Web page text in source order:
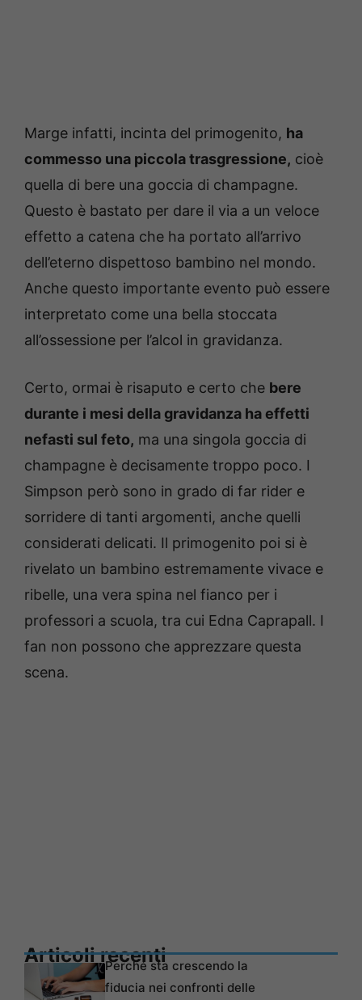
Marge infatti, incinta del primogenito, ha
commesso una piccola trasgressione, cioè
quella di bere una goccia di champagne.
Questo è bastato per dare il via a un veloce
effetto a catena che ha portato all’arrivo
dell’eterno dispettoso bambino nel mondo.
Anche questo importante evento può essere
interpretato come una bella stoccata
all’ossessione per l’alcol in gravidanza.
Certo, ormai è risaputo e certo che bere
durante i mesi della gravidanza ha effetti
nefasti sul feto, ma una singola goccia di
champagne è decisamente troppo poco. I
Simpson però sono in grado di far rider e
sorridere di tanti argomenti, anche quelli
considerati delicati. Il primogenito poi si è
rivelato un bambino estremamente vivace e
ribelle, una vera spina nel fianco per i
professori a scuola, tra cui Edna Caprapall. I
fan non possono che apprezzare questa
scena.
Articoli recentiPerché sta crescendo la
fiducia nei confronti delle